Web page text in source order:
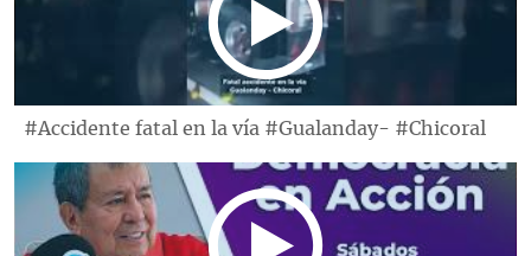
#Accidente fatal en la vía #Gualanday- #Chicoral